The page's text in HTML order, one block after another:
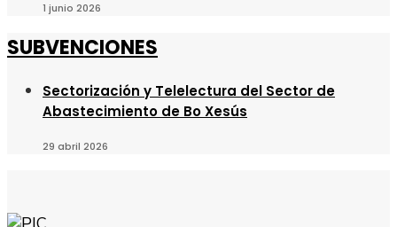
1 junio 2026
SUBVENCIONES
Sectorización y Telelectura del Sector de
Abastecimiento de Bo Xesús
29 abril 2026